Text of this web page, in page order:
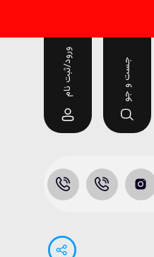
جست و جو ورود/ثبت نام